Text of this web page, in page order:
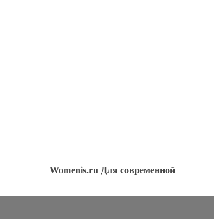
Womenis.ru Для современной